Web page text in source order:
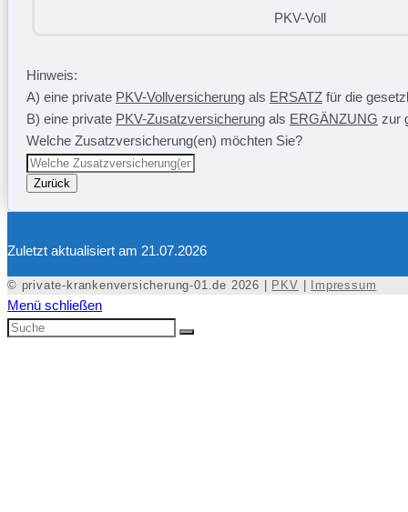
PKV-Voll
Hinweis:
A) eine private PKV-Vollversicherung als ERSATZ für die
B) eine private PKV-Zusatzversicherung als ERGÄNZUNG zur
Welche Zusatzversicherung(en) möchten Sie?
Zurück
Zuletzt aktualisiert am 21.07.2026
© private-krankenversicherung-01.de 2026 | PKV Impressum
Menü schließen